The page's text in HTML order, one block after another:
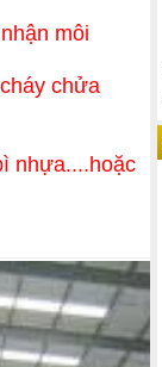
môi
chửa
nhựa....hoặc